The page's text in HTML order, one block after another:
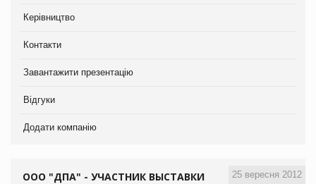
Керівництво
Контакти
Завантажити презентацію
Відгуки
Додати компанію
25 вересня 2012
ООО "ДПА" - УЧАСТНИК ВЫСТАВКИ